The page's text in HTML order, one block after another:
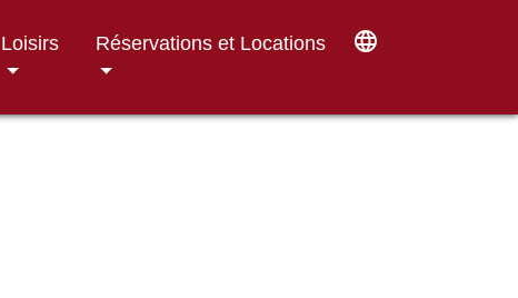
Loisirs Réservations et Locations language